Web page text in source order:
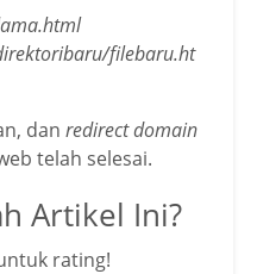
filebaru.ht
dan redirect domain
telah selesai.
Artikel Ini?
rating!